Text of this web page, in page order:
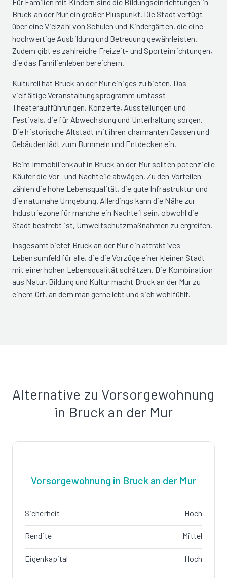
Bruck an der Mur ein großer Pluspunkt. Die Stadt verfügt
über eine Vielzahl von Schulen und Kindergärten, die eine
hochwertige Ausbildung und Betreuung gewährleisten.
Zudem gibt es zahlreiche Freizeit- und Sporteinrichtungen,
die das Familienleben bereichern.
Kulturell hat Bruck an der Mur einiges zu bieten. Das
vielfältige Veranstaltungsprogramm umfasst
Theateraufführungen, Konzerte, Ausstellungen und
Festivals, die für Abwechslung und Unterhaltung sorgen.
Die historische Altstadt mit ihren charmanten Gassen und
Gebäuden lädt zum Bummeln und Entdecken ein.
Beim Immobilienkauf in Bruck an der Mur sollten potenzielle
Käufer die Vor- und Nachteile abwägen. Zu den Vorteilen
zählen die hohe Lebensqualität, die gute Infrastruktur und
die naturnahe Umgebung. Allerdings kann die Nähe zur
Industriezone für manche ein Nachteil sein, obwohl die
Stadt bestrebt ist, Umweltschutzmaßnahmen zu ergreifen.
Insgesamt bietet Bruck an der Mur ein attraktives
Lebensumfeld für alle, die die Vorzüge einer kleinen Stadt
mit einer hohen Lebensqualität schätzen. Die Kombination
aus Natur, Bildung und Kultur macht Bruck an der Mur zu
einem Ort, an dem man gerne lebt und sich wohlfühlt.
Alternative zu Vorsorgewohnung
in Bruck an der Mur
Vorsorgewohnung in Bruck an der Mur
Sicherheit Hoch
Rendite Mittel
Eigenkapital Hoch